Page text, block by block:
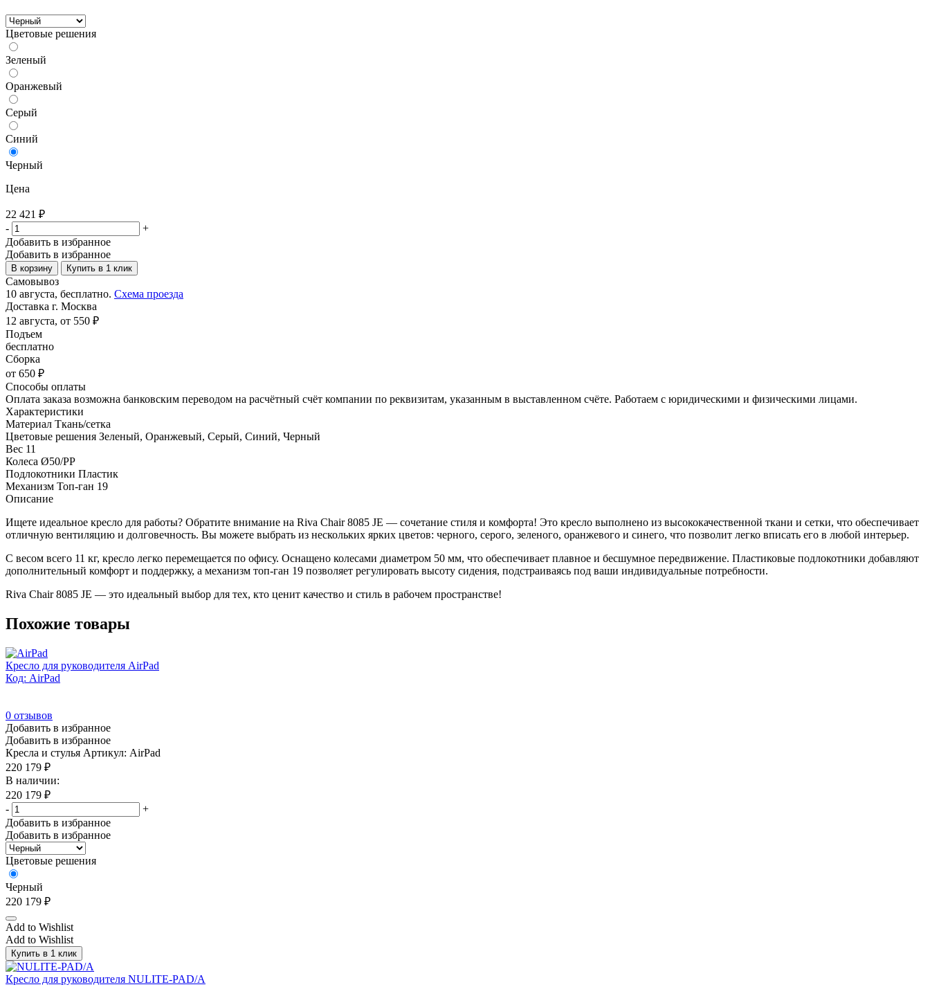
Цветовые решения
Зеленый
Оранжевый
Серый
Синий
Черный
Цена
22 421 ₽
-
+
Добавить в избранное
Добавить в избранное
В корзину Купить в 1 клик
Самовывоз
10 августа, бесплатно. Схема проезда
Доставка г. Москва
12 августа, от 550 ₽
Подъем
бесплатно
Сборка
от 650 ₽
Способы оплаты
Оплата заказа возможна банковским переводом на расчётный счёт компании по реквизитам, указанным в выставленном счёте. Работаем с юридическими и физическими лицами.
Характеристики
Материал Ткань/сетка
Цветовые решения Зеленый, Оранжевый, Серый, Синий, Черный
Вес 11
Колеса Ø50/РР
Подлокотники Пластик
Механизм Топ-ган 19
Описание
Ищете идеальное кресло для работы? Обратите внимание на Riva Chair 8085 JE — сочетание стиля и комфорта! Это кресло выполнено из высококачественной ткани и сетки, что обеспечивает
отличную вентиляцию и долговечность. Вы можете выбрать из нескольких ярких цветов: черного, серого, зеленого, оранжевого и синего, что позволит легко вписать его в любой интерьер.
С весом всего 11 кг, кресло легко перемещается по офису. Оснащено колесами диаметром 50 мм, что обеспечивает плавное и бесшумное передвижение. Пластиковые подлокотники добавляют
дополнительный комфорт и поддержку, а механизм топ-ган 19 позволяет регулировать высоту сидения, подстраиваясь под ваши индивидуальные потребности.
Riva Chair 8085 JE — это идеальный выбор для тех, кто ценит качество и стиль в рабочем пространстве!
Похожие товары
Кресло для руководителя AirPad
Код: AirPad
0 отзывов
Добавить в избранное
Добавить в избранное
Кресла и стулья Артикул: AirPad
220 179 ₽
В наличии:
220 179 ₽
-
+
Добавить в избранное
Добавить в избранное
Цветовые решения
Черный
220 179 ₽
Add to Wishlist
Add to Wishlist
Купить в 1 клик
Кресло для руководителя NULITE-PAD/A